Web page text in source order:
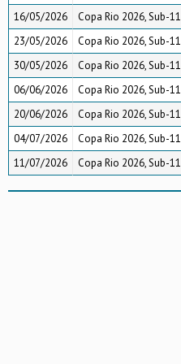
16/05/2026
Copa Rio 2026, Sub-11
23/05/2026
Copa Rio 2026, Sub-11
30/05/2026
Copa Rio 2026, Sub-11
06/06/2026
Copa Rio 2026, Sub-11
20/06/2026
Copa Rio 2026, Sub-11
04/07/2026
Copa Rio 2026, Sub-11
11/07/2026
Copa Rio 2026, Sub-11